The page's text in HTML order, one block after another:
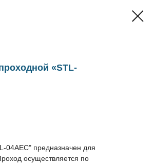
«STL-
04AEC" предназначен для
осуществляется по